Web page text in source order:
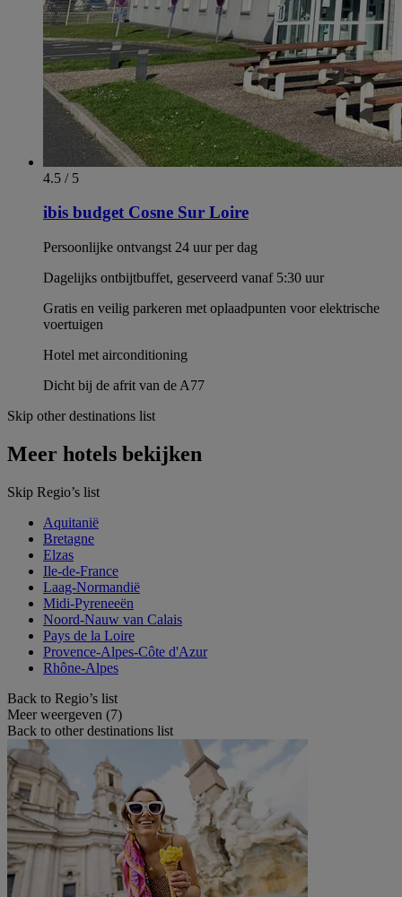
4.5 / 5
ibis budget Cosne Sur Loire
Persoonlijke ontvangst 24 uur per dag
Dagelijks ontbijtbuffet, geserveerd vanaf 5:30 uur
Gratis en veilig parkeren met oplaadpunten voor elektrische
voertuigen
Hotel met airconditioning
Dicht bij de afrit van de A77
Skip other destinations list
Meer hotels bekijken
Skip Regio’s list
Aquitanië
Bretagne
Elzas
Ile-de-France
Laag-Normandië
Midi-Pyreneeën
Noord-Nauw van Calais
Pays de la Loire
Provence-Alpes-Côte d'Azur
Rhône-Alpes
Back to Regio’s list
Meer weergeven (7)
Back to other destinations list